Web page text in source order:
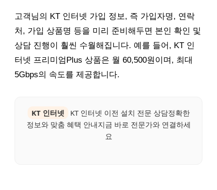
고객님의 KT 인터넷 가입 정보, 즉 가입자명, 연락
처, 가입 상품명 등을 미리 준비해두면 본인 확인 및
상담 진행이 훨씬 수월해집니다. 예를 들어, KT 인
터넷 프리미엄Plus 상품은 월 60,500원이며, 최대
5Gbps의 속도를 제공합니다.
KT 인터넷
KT 인터넷 이전 설치 전문 상담정확한
정보와 맞춤 혜택 안내지금 바로 전문가와 연결하세
요